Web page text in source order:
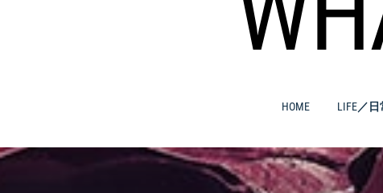
HOME LIFE／日